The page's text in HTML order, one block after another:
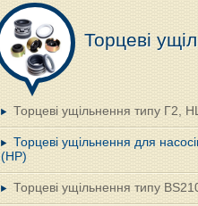
Торцеві
Торцеві ущільнення типу Г2,
Торцеві ущільнення для
(НР)
Торцеві ущільнення типу